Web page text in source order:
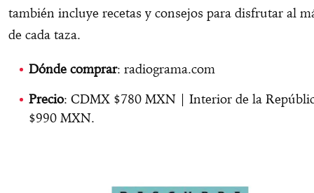
también incluye recetas y consejos para disfrutar al
de cada taza.
Dónde comprar: radiograma.com
Precio: CDMX $780 MXN | Interior de la
$990 MXN.